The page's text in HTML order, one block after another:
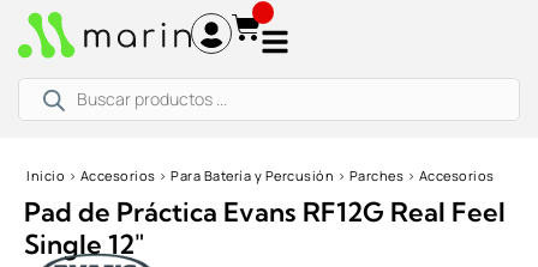
productos
Inicio › Accesorios › Para Batería y Percusión › Parches › Accesorios
Pad de Práctica Evans RF12G Real Feel
Single 12″